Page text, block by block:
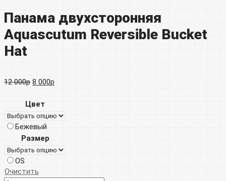
Панама двухсторонняя
Aquascutum Reversible Bucket
Hat
12 000р Первоначальная
составляла
000р.
8 000р
8
Цвет
Бежевый
Размер
OS
Очистить